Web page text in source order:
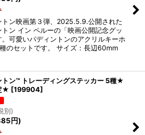
トン映画第３弾、2025.5.9.公開された
ン イン ペルーの「映画公開記念グッ
。可愛いパディントンのアクリルキーホ
のセットです。 サイズ：長辺60mm
トン™ トレーディングステッカー 5種★
★ [199904]
別)
円)